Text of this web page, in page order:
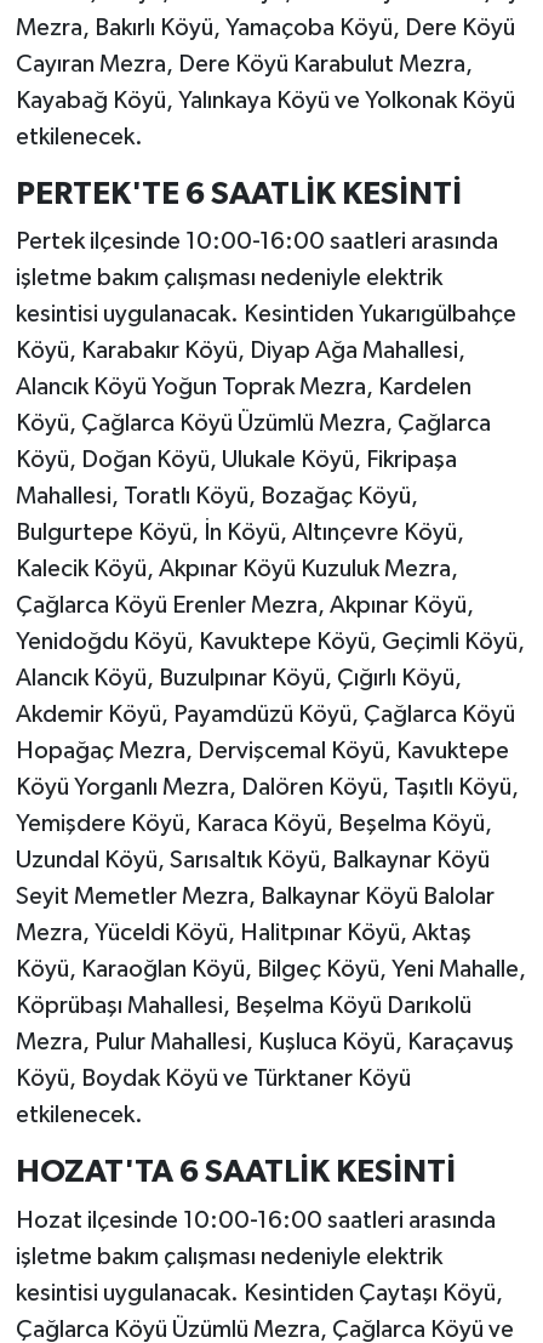
Mezra, Bakırlı Köyü, Yamaçoba Köyü, Dere Köyü
Cayıran Mezra, Dere Köyü Karabulut Mezra,
Kayabağ Köyü, Yalınkaya Köyü ve Yolkonak Köyü
etkilenecek.
PERTEK'TE 6 SAATLİK KESİNTİ
Pertek ilçesinde 10:00-16:00 saatleri arasında
işletme bakım çalışması nedeniyle elektrik
kesintisi uygulanacak. Kesintiden Yukarıgülbahçe
Köyü, Karabakır Köyü, Diyap Ağa Mahallesi,
Alancık Köyü Yoğun Toprak Mezra, Kardelen
Köyü, Çağlarca Köyü Üzümlü Mezra, Çağlarca
Köyü, Doğan Köyü, Ulukale Köyü, Fikripaşa
Mahallesi, Toratlı Köyü, Bozağaç Köyü,
Bulgurtepe Köyü, İn Köyü, Altınçevre Köyü,
Kalecik Köyü, Akpınar Köyü Kuzuluk Mezra,
Çağlarca Köyü Erenler Mezra, Akpınar Köyü,
Yenidoğdu Köyü, Kavuktepe Köyü, Geçimli Köyü,
Alancık Köyü, Buzulpınar Köyü, Çığırlı Köyü,
Akdemir Köyü, Payamdüzü Köyü, Çağlarca Köyü
Hopağaç Mezra, Dervişcemal Köyü, Kavuktepe
Köyü Yorganlı Mezra, Dalören Köyü, Taşıtlı Köyü,
Yemişdere Köyü, Karaca Köyü, Beşelma Köyü,
Uzundal Köyü, Sarısaltık Köyü, Balkaynar Köyü
Seyit Memetler Mezra, Balkaynar Köyü Balolar
Mezra, Yüceldi Köyü, Halitpınar Köyü, Aktaş
Köyü, Karaoğlan Köyü, Bilgeç Köyü, Yeni Mahalle,
Köprübaşı Mahallesi, Beşelma Köyü Darıkolü
Mezra, Pulur Mahallesi, Kuşluca Köyü, Karaçavuş
Köyü, Boydak Köyü ve Türktaner Köyü
etkilenecek.
HOZAT'TA 6 SAATLİK KESİNTİ
Hozat ilçesinde 10:00-16:00 saatleri arasında
işletme bakım çalışması nedeniyle elektrik
kesintisi uygulanacak. Kesintiden Çaytaşı Köyü,
Çağlarca Köyü Üzümlü Mezra, Çağlarca Köyü ve